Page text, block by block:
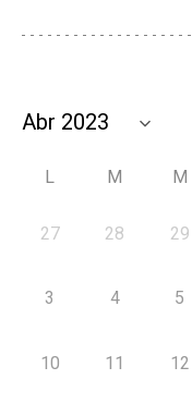
L M M
27 28 29
3 4 5
10 11 12